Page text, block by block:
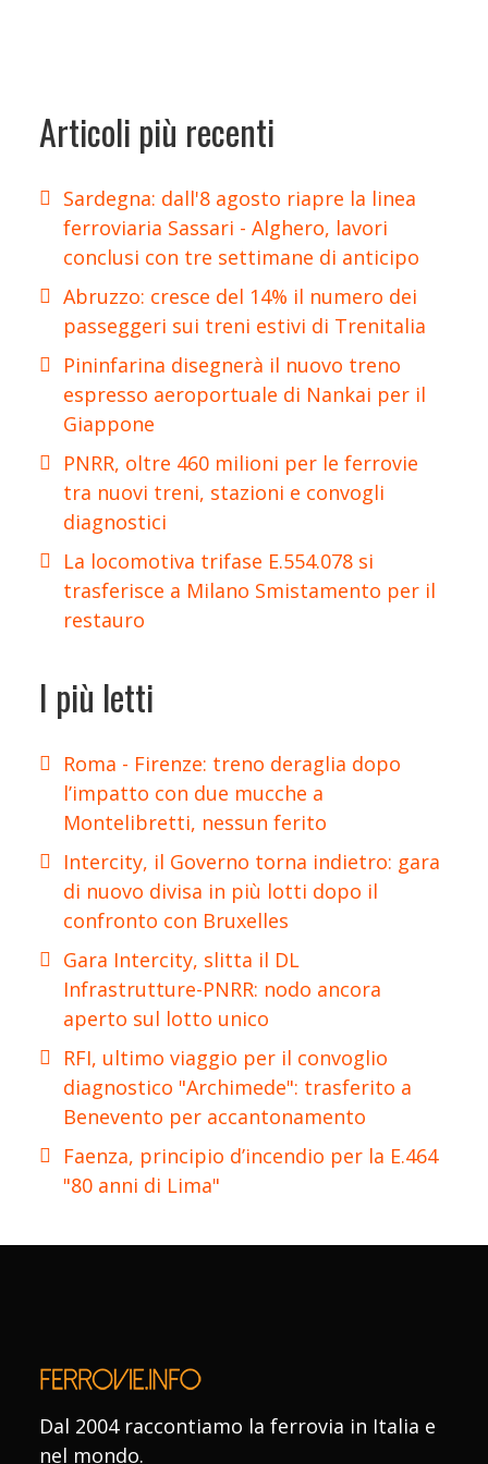
Articoli più recenti
Sardegna: dall'8 agosto riapre la linea
ferroviaria Sassari - Alghero, lavori
conclusi con tre settimane di anticipo
Abruzzo: cresce del 14% il numero dei
passeggeri sui treni estivi di Trenitalia
Pininfarina disegnerà il nuovo treno
espresso aeroportuale di Nankai per il
Giappone
PNRR, oltre 460 milioni per le ferrovie
tra nuovi treni, stazioni e convogli
diagnostici
La locomotiva trifase E.554.078 si
trasferisce a Milano Smistamento per il
restauro
I più letti
Roma - Firenze: treno deraglia dopo
l’impatto con due mucche a
Montelibretti, nessun ferito
Intercity, il Governo torna indietro: gara
di nuovo divisa in più lotti dopo il
confronto con Bruxelles
Gara Intercity, slitta il DL
Infrastrutture-PNRR: nodo ancora
aperto sul lotto unico
RFI, ultimo viaggio per il convoglio
diagnostico "Archimede": trasferito a
Benevento per accantonamento
Faenza, principio d’incendio per la E.464
"80 anni di Lima"
Dal 2004 raccontiamo la ferrovia in Italia e
nel mondo.